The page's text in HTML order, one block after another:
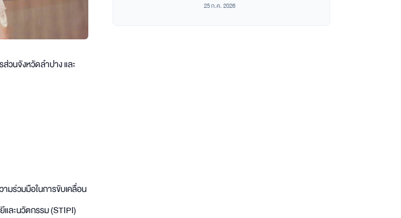
วนจังหวัดลำปาง และ
มร่วมมือในการขับเคลื่อน
และนวัตกรรม (STIPI)
25 ก.ค. 2026